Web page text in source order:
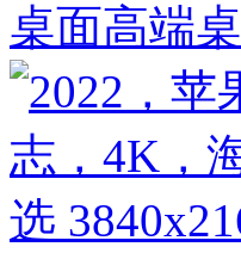
桌面高端